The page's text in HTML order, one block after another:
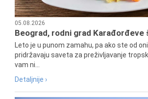
05.08.2026
Beograd, rodni grad Karađorđeve
Leto je u punom zamahu, pa ako ste od
pridržavaju saveta za preživljavanje
vam ni...
Detaljnije ›